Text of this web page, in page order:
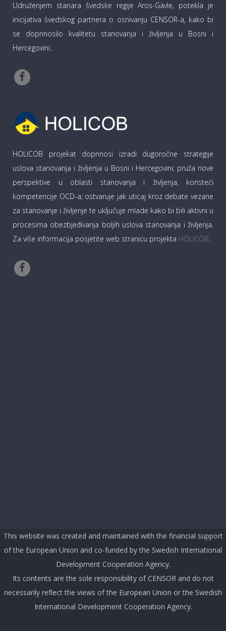
Udruženjem stanara švedske regije Aros-Gävle, potekla je
inicijativa švedskog partnera o osnivanju CENSOR-a, kako bi
se doprinosilo kvalitetu stanovanja i življenja u Bosni i
Hercegovini..
HOLICOB projekat doprinosi izradi dugoročne strategije
uslova stanovanja i življenja u Bosni i Hercegovini; pruža nove
perspektive u oblasti stanovanja i življenja, koristeći
kompetencije OCD-a; ostvaruje jak uticaj kroz debate vezane
za stanovanje i življenje te uključuje mlade kako bi bili aktivni u
procesima obezbjeđivanja boljih uslova stanovanja i življenja.
Za više informacija posjetite web stranicu projekta HOLICOB.
This website was created and maintained with the financial support
of the European Union and co-funded by the Swedish International
Development Cooperation Agency.
Its contents are the sole responsibility of CENSOR and do not
necessarily reflect the views of the European Union or the Swedish
International Development Cooperation Agency.